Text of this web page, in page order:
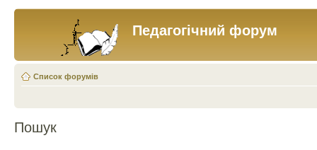
Педагогічний форум
Список форумів
Пошук